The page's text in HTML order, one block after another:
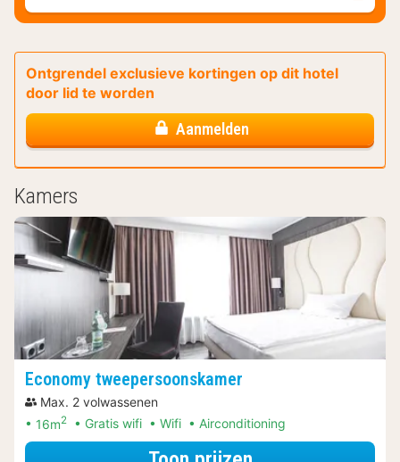
Ontgrendel exclusieve kortingen op dit hotel
door lid te worden
Aanmelden
Kamers
Economy tweepersoonskamer
Max. 2 volwassenen
16m2 Gratis wifi Wifi Airconditioning